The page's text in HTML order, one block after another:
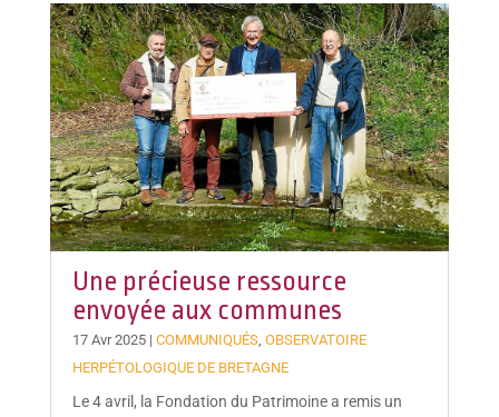
Une précieuse ressource
envoyée aux communes
17 Avr 2025| COMMUNIQUÉS, OBSERVATOIRE
HERPÉTOLOGIQUE DE BRETAGNE
Le 4 avril, la Fondation du Patrimoine a remis un